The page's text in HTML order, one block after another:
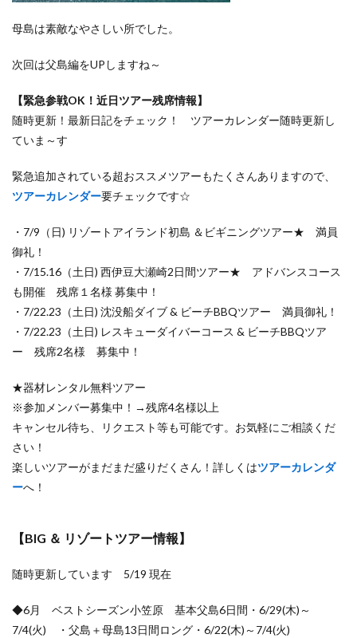
母島は素敵なやさしい所でした。
次回は父島編をUPしますね～
【緊急参戦OK！近日ツアー残席情報】
随時更新！最新日記をチェック！ ツアーカレンダー随時更新し
ていま～す
緊急追加されている超おススメツアーもたくさんありますので、
ツアーカレンダー要チェックです☆
・7/9（日) リゾートアイランド初島 ＆ビギニングツアー★ 満員
御礼！
・7/15.16（土日) 西伊豆大瀬崎2日間ツアー★ アドバンスコース
も開催 残席１名様 募集中！
・7/22.23（土日) 沈没船ダイブ & ビーチBBQツアー 満員御礼！
・7/22.23（土日) レスキューダイバーコース & ビーチBBQツア
ー 残席2名様 募集中！
★器材レンタル無料ツアー
※参加メンバー募集中！→残席4名様以上
キャンセル待ち、リクエスト等も可能です。お気軽にご相談くだ
さい！
楽しいツアーがまだまだ盛りだくさん！詳しくはツアーカレンダ
ーへ！
【BIG ＆ リゾートツアー情報】
随時更新しています 5/19 現在
◆6月 ベストシーズン小笠原 基本父島6日間・6/29(木)～
7/4(火) ・父島＋母島13日間ロング・6/22(木)～7/4(火)